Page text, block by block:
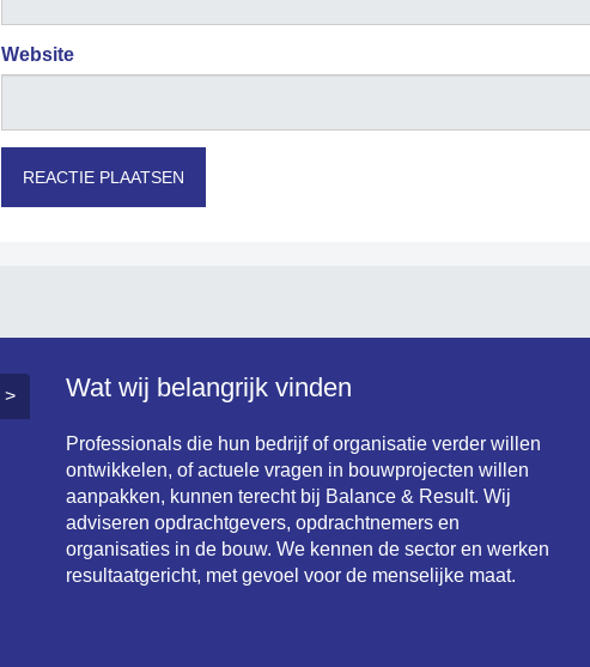
Website
> Wat wij belangrijk vinden
Professionals die hun bedrijf of organisatie verder willen
ontwikkelen, of actuele vragen in bouwprojecten willen
aanpakken, kunnen terecht bij Balance & Result. Wij
adviseren opdrachtgevers, opdrachtnemers en
organisaties in de bouw. We kennen de sector en werken
resultaatgericht, met gevoel voor de menselijke maat.